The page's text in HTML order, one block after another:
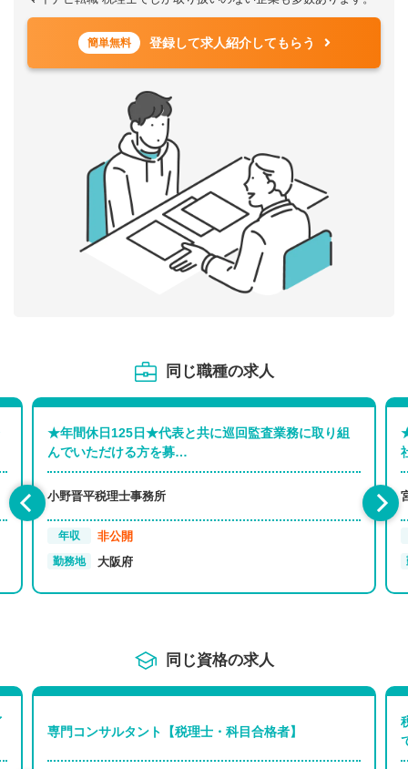
簡単無料 登録して求人紹介してもらう
同じ職種の求人
★年間休日125日★代表と共に巡回監査業務に取り組
んでいただける方を募…
小野晋平税理士事務所
年収 非公開
勤務地 大阪府
同じ資格の求人
専門コンサルタント【税理士・科目合格者】